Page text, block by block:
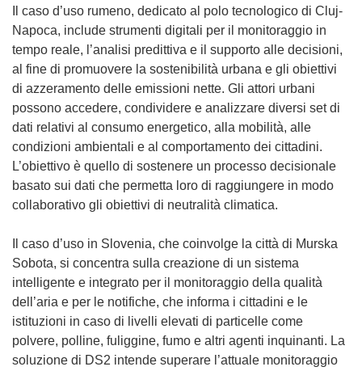
Il caso d’uso rumeno, dedicato al polo tecnologico di Cluj-
Napoca, include strumenti digitali per il monitoraggio in
tempo reale, l’analisi predittiva e il supporto alle decisioni,
al fine di promuovere la sostenibilità urbana e gli obiettivi
di azzeramento delle emissioni nette. Gli attori urbani
possono accedere, condividere e analizzare diversi set di
dati relativi al consumo energetico, alla mobilità, alle
condizioni ambientali e al comportamento dei cittadini.
L’obiettivo è quello di sostenere un processo decisionale
basato sui dati che permetta loro di raggiungere in modo
collaborativo gli obiettivi di neutralità climatica.
Il caso d’uso in Slovenia, che coinvolge la città di Murska
Sobota, si concentra sulla creazione di un sistema
intelligente e integrato per il monitoraggio della qualità
dell’aria e per le notifiche, che informa i cittadini e le
istituzioni in caso di livelli elevati di particelle come
polvere, polline, fuliggine, fumo e altri agenti inquinanti. La
soluzione di DS2 intende superare l’attuale monitoraggio